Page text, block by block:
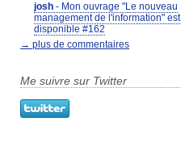
josh - Mon ouvrage "Le nouveau
management de l'information" est
disponible #162
→ plus de commentaires
Me suivre sur Twitter